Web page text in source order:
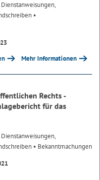
•
Mehr Informationen
Rechts -
für das
• Bekanntmachungen